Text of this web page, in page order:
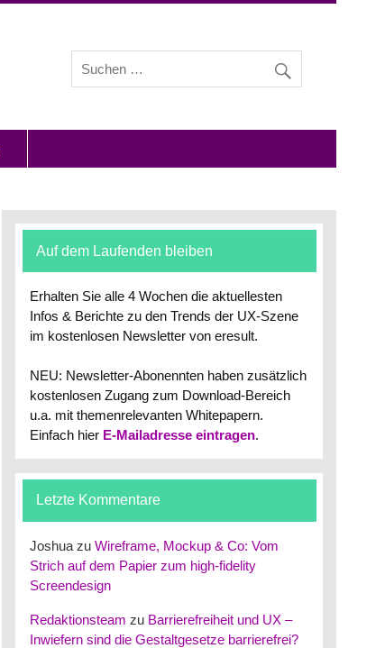
Auf dem Laufenden bleiben
Erhalten Sie alle 4 Wochen die aktuellesten
Infos & Berichte zu den Trends der UX-Szene
im kostenlosen Newsletter von eresult.
NEU: Newsletter-Abonennten haben zusätzlich
kostenlosen Zugang zum Download-Bereich
u.a. mit themenrelevanten Whitepapern.
Einfach hier E-Mailadresse eintragen.
Letzte Kommentare
Joshuazu Wireframe, Mockup & Co: Vom
Strich auf dem Papier zum high-fidelity
Screendesign
Redaktionsteam zu Barrierefreiheit und UX –
Inwiefern sind die Gestaltgesetze barrierefrei?